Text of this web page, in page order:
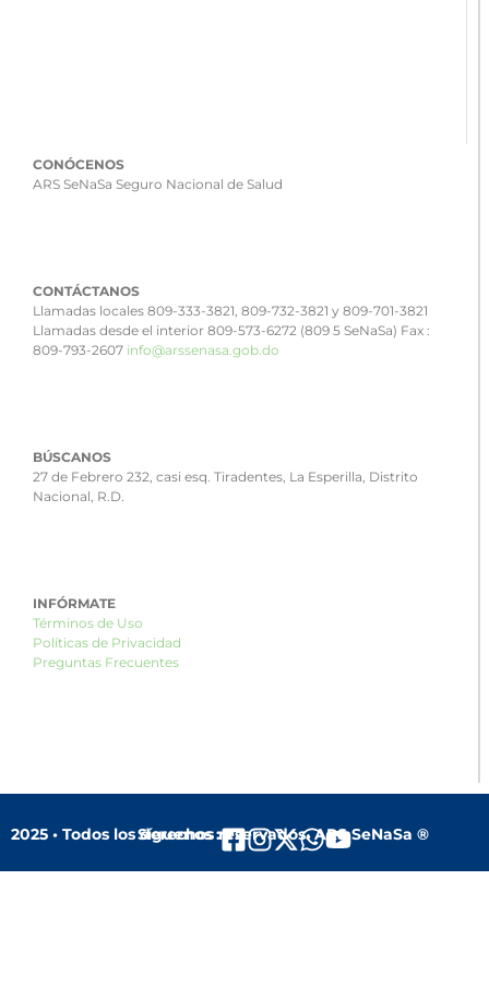
CONÓCENOS
ARS SeNaSa Seguro Nacional de Salud
CONTÁCTANOS
Llamadas locales 809-333-3821, 809-732-3821 y 809-701-3821
Llamadas desde el interior 809-573-6272 (809 5 SeNaSa) Fax :
809-793-2607 info@arssenasa.gob.do
BÚSCANOS
27 de Febrero 232, casi esq. Tiradentes, La Esperilla, Distrito
Nacional, R.D.
INFÓRMATE
Términos de Uso
Políticas de Privacidad
Preguntas Frecuentes
2025 • Todos los derechos reservados. ARS SeNaSa ®
Síguenos :